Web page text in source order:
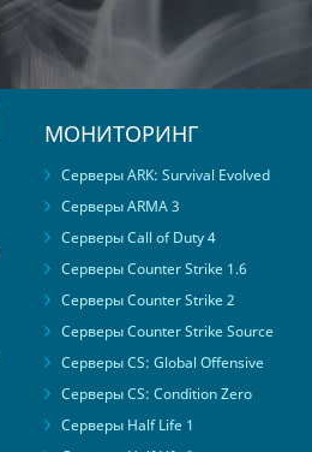
МОНИТОРИНГ
Серверы ARK: Survival Evolved
Серверы ARMA 3
Серверы Call of Duty 4
Серверы Counter Strike 1.6
Серверы Counter Strike 2
Серверы Counter Strike Source
Серверы CS: Global Offensive
Серверы CS: Condition Zero
Серверы Half Life 1